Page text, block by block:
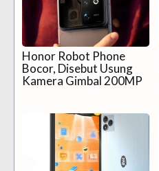
Honor Robot Phone
Bocor, Disebut Usung
Kamera Gimbal 200MP